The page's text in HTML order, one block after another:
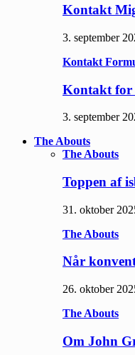
Kontakt
3. september
Kontakt
Kontakt for
3. september
The Abouts
The Abouts
Toppen af
31. oktober
The Abouts
Når
26. oktober
The Abouts
Om John